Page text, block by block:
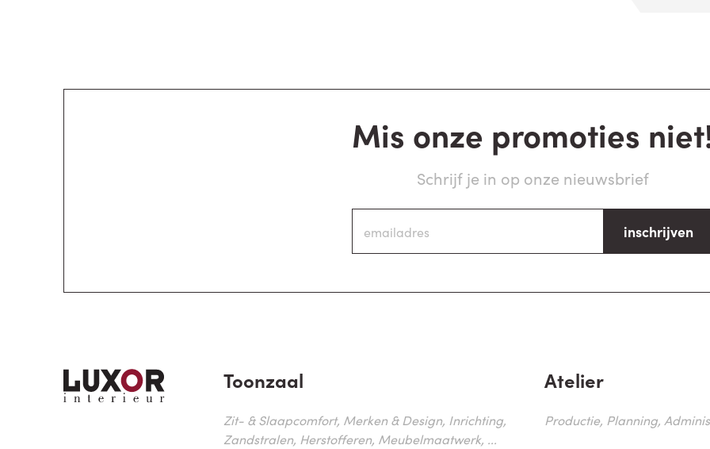
Mis onze promoties
Schrijf je in op onze nieuwsbrief
inschrijven
Toonzaal
Zit- & Slaapcomfort, Merken & Design, Inrichting,
Zandstralen, Herstofferen, Meubelmaatwerk, ...
Atelier
Productie, Planning,